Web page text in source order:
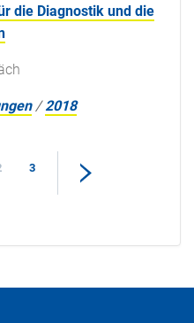
die Diagnostik und die
/2018
3